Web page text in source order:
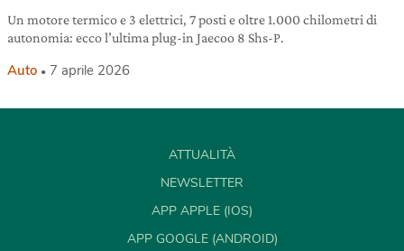
Un motore termico e 3 elettrici, 7 posti e oltre 1.000 chilometri di
autonomia: ecco l’ultima plug-in Jaecoo 8 Shs-P.
Auto 7 aprile 2026
ATTUALITÀ
NEWSLETTER
APP APPLE (IOS)
APP GOOGLE (ANDROID)